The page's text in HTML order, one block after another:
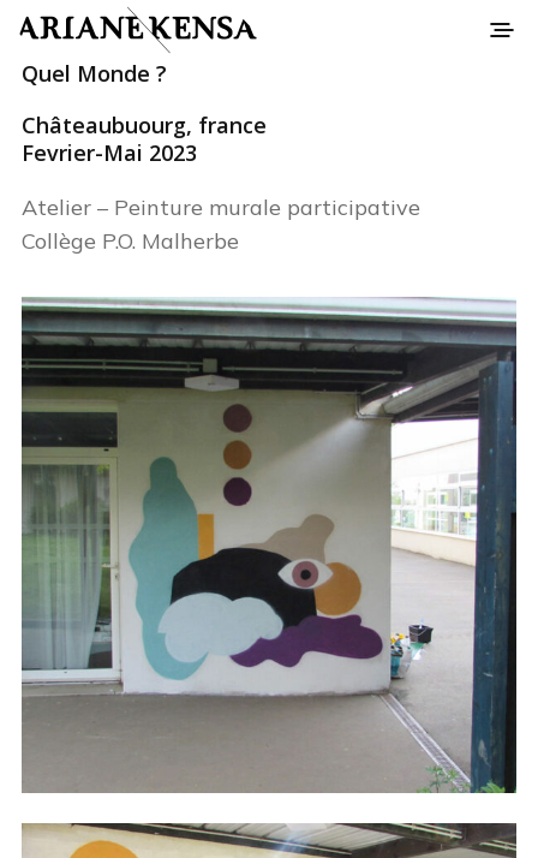
Quel Monde ?
Châteaubuourg, france
Fevrier-Mai 2023
Atelier – Peinture murale participative
Collège P.O. Malherbe